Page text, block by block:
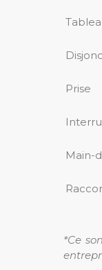
Prise
Main-
*Ce